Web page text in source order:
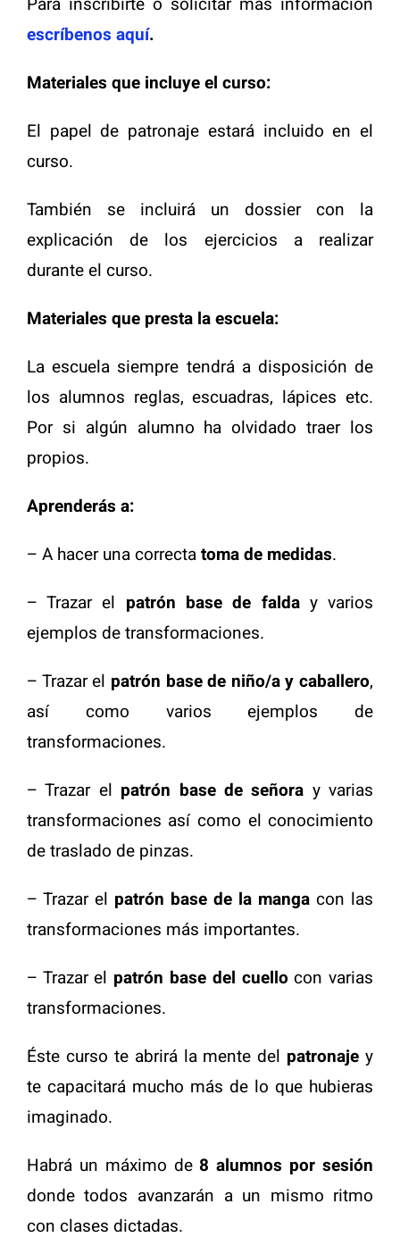
escríbenos aquí.
Materiales que incluye el curso:
El papel de patronaje estará incluido en el
curso.
También se incluirá un dossier con la
explicación de los ejercicios a realizar
durante el curso.
Materiales que presta la escuela:
La escuela siempre tendrá a disposición de
los alumnos reglas, escuadras, lápices etc.
Por si algún alumno ha olvidado traer los
propios.
Aprenderás a:
– A hacer una correctatoma de medidas.
– Trazar el patrón base de falday varios
ejemplos de transformaciones.
– Trazar el patrón base de niño/a y caballero,
así como varios ejemplos de
transformaciones.
– Trazar el patrón base de señora y varias
transformaciones así como el conocimiento
de traslado de pinzas.
– Trazar el patrón base de la manga con las
transformaciones más importantes.
– Trazar el patrón base del cuello con varias
transformaciones.
Éste curso te abrirá la mente del patronaje y
te capacitará mucho más de lo que hubieras
imaginado.
Habrá un máximo de 8 alumnos por sesión
donde todos avanzarán a un mismo ritmo
con clases dictadas.